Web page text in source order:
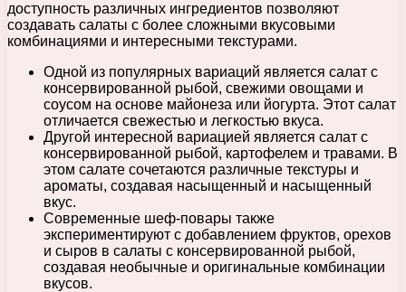
доступность различных ингредиентов позволяют
создавать салаты с более сложными вкусовыми
комбинациями и интересными текстурами.
Одной из популярных вариаций является салат с
консервированной рыбой, свежими овощами и
соусом на основе майонеза или йогурта. Этот салат
отличается свежестью и легкостью вкуса.
Другой интересной вариацией является салат с
консервированной рыбой, картофелем и травами. В
этом салате сочетаются различные текстуры и
ароматы, создавая насыщенный и насыщенный
вкус.
Современные шеф-повары также
экспериментируют с добавлением фруктов, орехов
и сыров в салаты с консервированной рыбой,
создавая необычные и оригинальные комбинации
вкусов.